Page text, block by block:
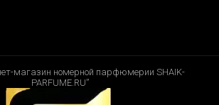
магазин номерной парфюмерии SHAIK-
PARFUME.RU”